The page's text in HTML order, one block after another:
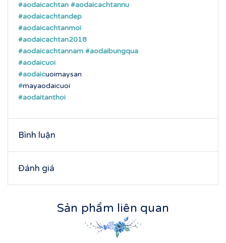
#aodaicachtan #aodaicachtannu
#aodaicachtandep
#aodaicachtanmoi
#aodaicachtan2018
#aodaicachtannam #aodaibungqua
#aodaicuoi
#aodaicuoimaysan
#mayaodaicuoi
#aodaitanthoi
Bình luận
Đánh giá
Sản phẩm liên quan